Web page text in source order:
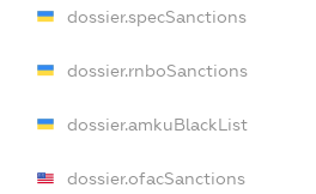
dossier.specSanctions
dossier.rnboSanctions
dossier.amkuBlackList
dossier.ofacSanctions